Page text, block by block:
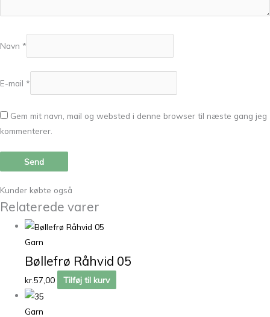
Navn *
E-mail *
Gem mit navn, mail og websted i denne browser til næste gang jeg
kommenterer.
Kunder købte også
Relaterede varer
Garn
Bøllefrø Råhvid 05
kr.57,00 Tilføj til kurv
Garn